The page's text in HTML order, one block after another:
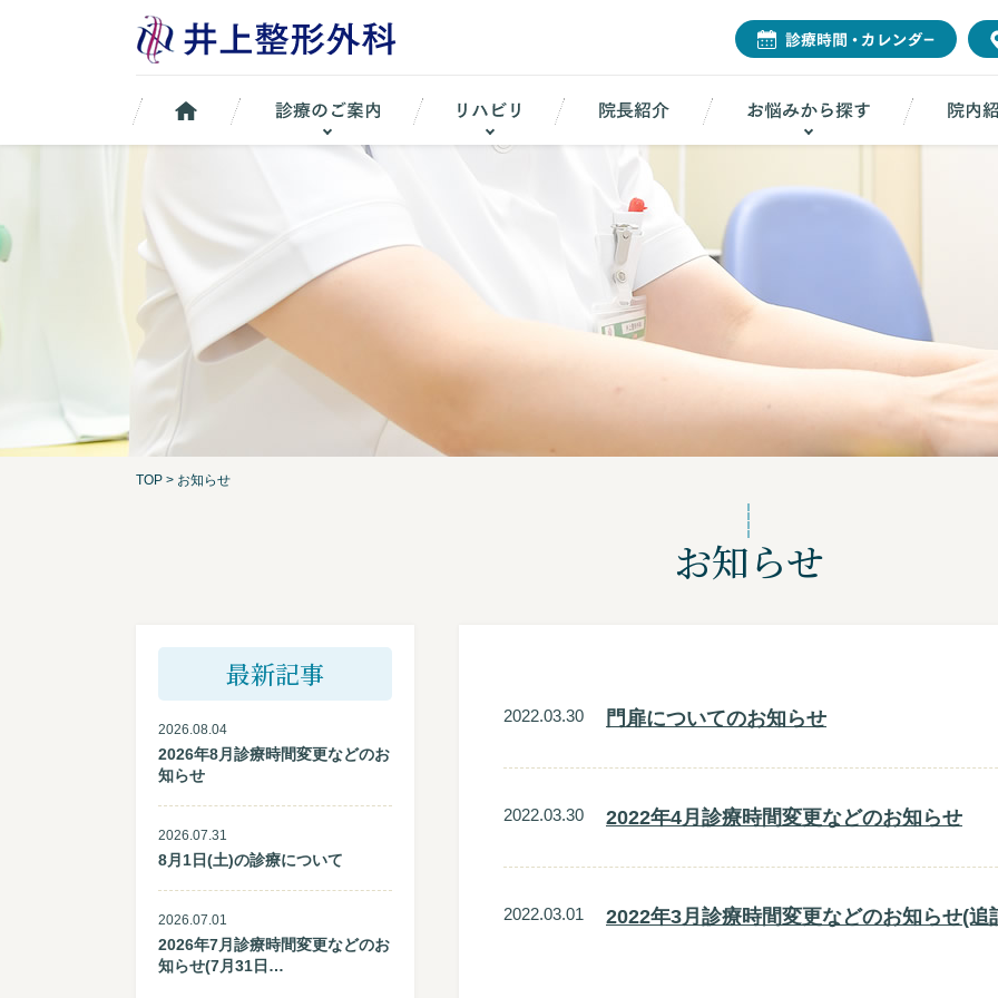
TOP > お知らせ
お知らせ
最新記事
2026.08.04
2026年8月診療時間変更などのお
知らせ
2026.07.31
8月1日(土)の診療について
2026.07.01
2026年7月診療時間変更などのお
知らせ(7月31日…
2022.03.30 門扉についてのお知らせ
2022.03.30 2022年4月診療時間変更などのお知らせ
2022.03.01 2022年3月診療時間変更などのお知らせ(追